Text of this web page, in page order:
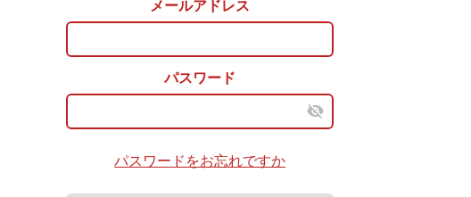
メールアドレス
パスワード
パスワードをお忘れですか